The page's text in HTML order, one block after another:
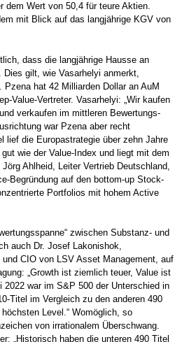
dem Wert von 50,4 für teure Aktien.
mit Blick auf das langjährige KGV von
dass die langjährige Hausse an
gilt, wie Vasarhelyi anmerkt,
Pzena hat 42 Milliarden Dollar an AuM
Value-Vertreter. Vasarhelyi: „Wir kaufen
verkaufen im mittleren Bewertungs-
war Pzena aber recht
lief die Europastrategie über zehn Jahre
wie der Value-Index und liegt mit dem
Ahlheid, Leiter Vertrieb Deutschland,
Begründung auf den bottom-up Stock-
Portfolios mit hohem Active
zwischen Substanz- und
auch Dr. Josef Lakonishok,
und CIO von LSV Asset Management, auf
„Growth ist ziemlich teuer, Value ist
war im S&P 500 der Unterschied in
Titel im Vergleich zu den anderen 490
Level.“ Womöglich, so
von irrationalem Überschwang.
„Historisch haben die unteren 490 Titel